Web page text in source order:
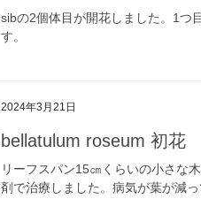
sibの2個体目が開花しました。1つ
す。
2024年3月21日
bellatulum roseum 初花
リーフスパン15㎝くらいの小さな
剤で治療しました。病気が葉が減